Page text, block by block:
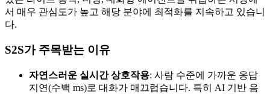
서 매우 관심도가 높고 해당 분야에 최적화를 지속하고 있습니
다.
S2S가 주목받는 이유
자연스러운 실시간 상호작용: 사람 수준에 가까운 응답
지연(수백 ms)로 대화가 매끄럽습니다. 특히 AI 기반 음